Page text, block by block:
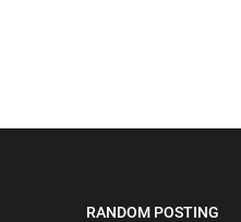
RANDOM POSTING